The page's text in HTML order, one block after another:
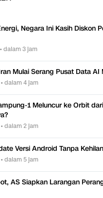
Negara Ini Kasih Diskon
•dalam 3 jam
Mulai Serang Pusat Data AI
•dalam 4 jam
1 Meluncur ke Orbit
•dalam 2 jam
Versi Android Tanpa
•dalam 5 jam
AS Siapkan Larangan